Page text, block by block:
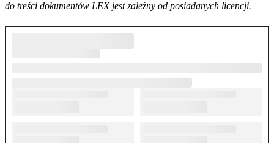
do treści dokumentów LEX jest zależny od posiadanych licencji.